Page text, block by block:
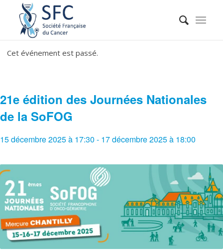
Cet événement est passé.
21e édition des Journées Nationales
de la SoFOG
15 décembre 2025 à 17:30 - 17 décembre 2025 à 18:00